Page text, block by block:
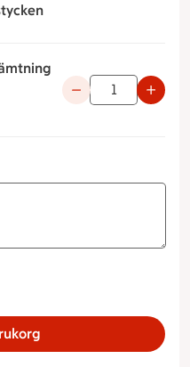
Använd
Havet bufféfat Standard